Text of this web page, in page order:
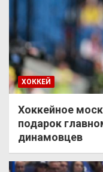
ХОККЕЙ
Хоккейное
подарок
динамовцев